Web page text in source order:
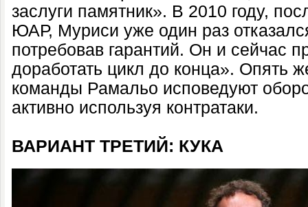
заслуги памятник». В 2010 году,
ЮАР, Муриси уже один раз
потребовав гарантий. Он и сейчас
доработать цикл до конца». Опять
команды Рамальо исповедуют
активно используя контратаки.
ВАРИАНТ ТРЕТИЙ: КУКА